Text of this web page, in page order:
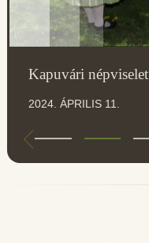
Kapuvári népviselet
2024. ÁPRILIS 11.